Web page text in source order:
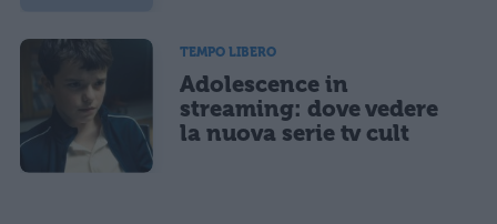
TEMPO LIBERO
Adolescence in
streaming: dove vedere
la nuova serie tv cult